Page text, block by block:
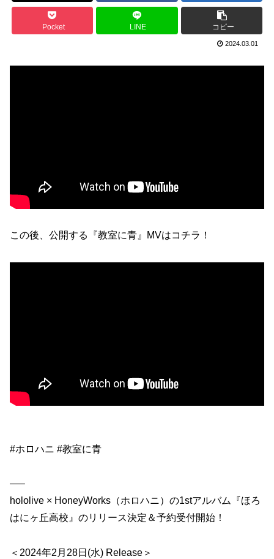
Pocket LINE コピー
2024.03.01
この後、公開する『教室に青』MVはコチラ！
#ホロハニ #教室に青
—–
hololive × HoneyWorks（ホロハニ）の1stアルバム『ほろ
はにヶ丘高校』のリリース決定＆予約受付開始！
＜2024年2月28日(水) Release＞